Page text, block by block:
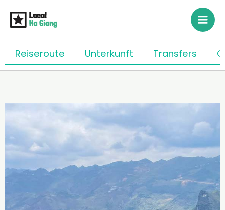
Inhalt
springen
Reiseroute
Unterkunft Transfers